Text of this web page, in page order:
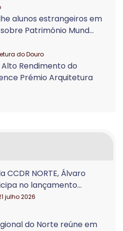
alunos estrangeiros em
Património Mund...
do Douro
Rendimento do
Prémio Arquitetura
CCDR NORTE, Álvaro
no lançamento...
julho 2026
do Norte reúne em